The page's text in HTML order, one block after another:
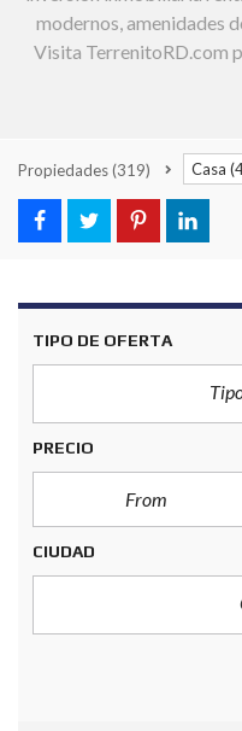
modernos, amenidades
Visita TerrenitoRD.com
Propiedades(319) Casa
TIPO DE OFERTA
PRECIO
CIUDAD